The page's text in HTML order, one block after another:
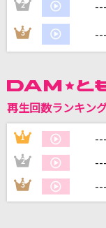
2
3
再生回数ランキン
1
2
3